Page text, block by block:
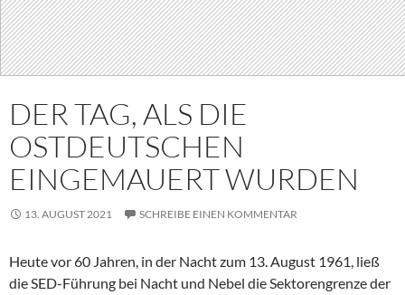
DER TAG, ALS DIE
OSTDEUTSCHEN
EINGEMAUERT WURDEN
13. AUGUST 2021 SCHREIBE EINEN KOMMENTAR
Heute vor 60 Jahren, in der Nacht zum 13. August 1961, ließ
die SED-Führung bei Nacht und Nebel die Sektorengrenze der